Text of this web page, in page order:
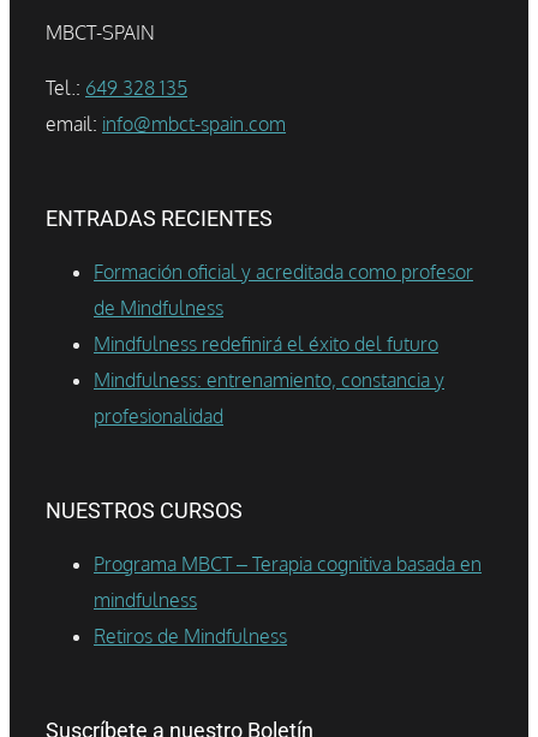
MBCT-SPAIN
Tel.: 649 328 135
email: info@mbct-spain.com
ENTRADAS RECIENTES
Formación oficial y acreditada como profesor
de Mindfulness
Mindfulness redefinirá el éxito del futuro
Mindfulness: entrenamiento, constancia y
profesionalidad
NUESTROS CURSOS
Programa MBCT – Terapia cognitiva basada en
mindfulness
Retiros de Mindfulness
Suscríbete a nuestro Boletín